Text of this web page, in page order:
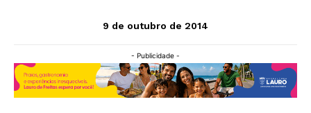
9 de outubro de 2014
- Publicidade -